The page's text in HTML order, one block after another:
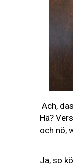
Ach,
Hä?
och nö,
Ja, so